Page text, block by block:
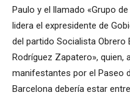
Paulo y el llamado «Grupo
lidera el expresidente de
del partido Socialista Obrero
Rodríguez Zapatero», quien,
manifestantes por el Paseo
Barcelona debería estar